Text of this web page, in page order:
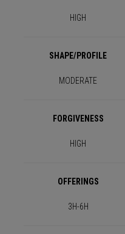
HIGH
SHAPE/PROFILE
MODERATE
FORGIVENESS
HIGH
OFFERINGS
3H-6H